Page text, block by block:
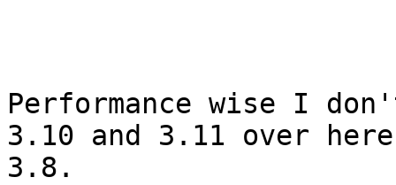
Performance wise I
3.10 and 3.11 over
3.8.